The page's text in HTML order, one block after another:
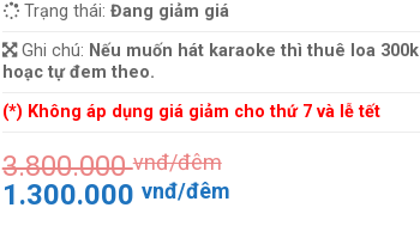
Trạng thái: Đang giảm giá
Ghi chú: Nếu muốn hát karaoke thì thuê loa 300k
hoạc tự đem theo.
(*) Không áp dụng giá giảm cho thứ 7 và lễ tết
3.800.000vnđ/đêm
Giá
1.300.000 vnđ/đêmGiá